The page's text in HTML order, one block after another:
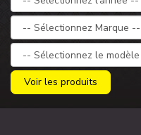
Voir les produits